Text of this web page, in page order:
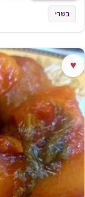
בשרי
♥